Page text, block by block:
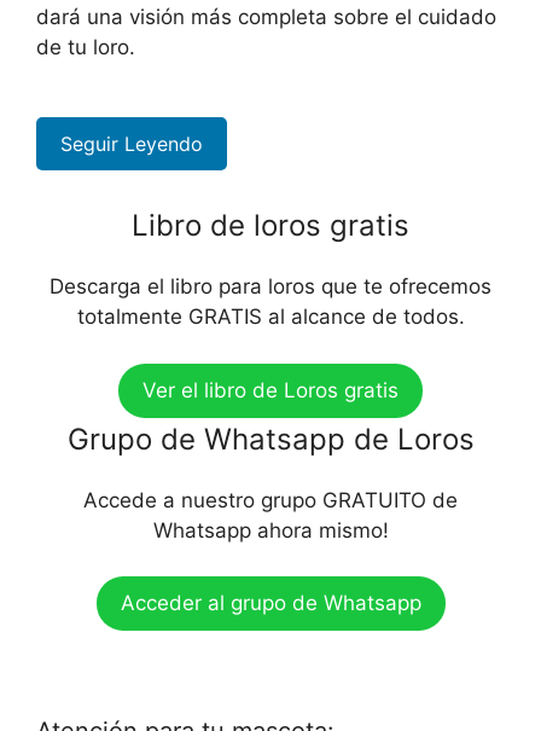
dará una visión más completa sobre el cuidado
de tu loro.
Seguir Leyendo
Libro de loros gratis
Descarga el libro para loros que te ofrecemos
totalmente GRATIS al alcance de todos.
Ver el libro de Loros gratis
Grupo de Whatsapp de Loros
Accede a nuestro grupo GRATUITO de
Whatsapp ahora mismo!
Acceder al grupo de Whatsapp